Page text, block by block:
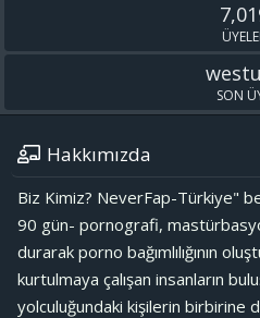
SON
Hakkımızda
Biz Kimiz? NeverFap-Türkiye"
90 gün- pornografi,
durarak porno bağımlılığının
kurtulmaya çalışan insanların
yolculuğundaki kişilerin birbirine